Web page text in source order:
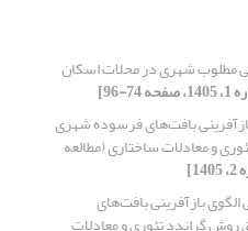
مطلوب شهری در محلات اسکان
بافت‌های فرسوده شهری
و معادلات ساختاری (مطالعه
الگوی بازآفرینی بافت‌های
روش گراندد تئوری و معادلات